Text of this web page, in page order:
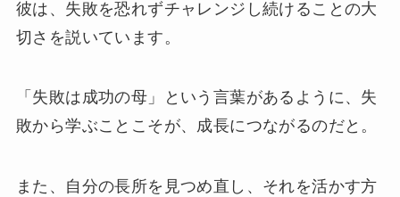
彼は、失敗を恐れずチャレンジし続けることの大
切さを説いています。
「失敗は成功の母」という言葉があるように、失
敗から学ぶことこそが、成長につながるのだと。
また、自分の長所を見つめ直し、それを活かす方